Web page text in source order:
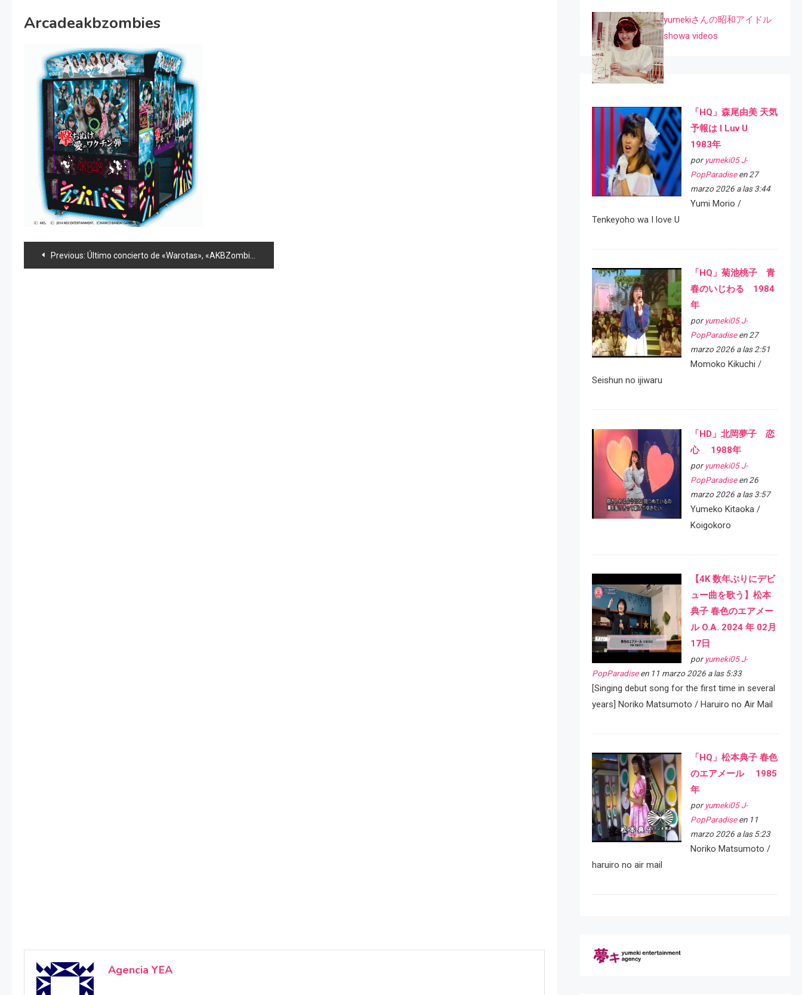
Arcadeakbzombies
Navegación
Previous: Último concierto de «Warotas», «AKBZombies», subastan corbata y news 48
Agencia YEA
yumekiさんの昭和アイドル
showa videos
「HQ」森尾由美 天気
予報は I Luv U
1983年
por yumeki05 J-
PopParadiseen 27
marzo 2026 a las 3:44
Yumi Morio /
Tenkeyoho wa I love U
「HQ」菊池桃子 青
春のいじわる 1984
年
por yumeki05 J-
PopParadiseen 27
marzo 2026 a las 2:51
Momoko Kikuchi /
Seishun no ijiwaru
「HD」北岡夢子 恋
心 1988年
por yumeki05 J-
PopParadiseen 26
marzo 2026 a las 3:57
Yumeko Kitaoka /
Koigokoro
【4K 数年ぶりにデビ
ュー曲を歌う】松本
典子 春色のエアメー
ル O.A. 2024 年 02月
17日
por yumeki05 J-
PopParadiseen 11 marzo 2026 a las 5:33
[Singing debut song for the first time in several
years] Noriko Matsumoto / Haruiro no Air Mail
「HQ」松本典子 春色
のエアメール 1985
年
por yumeki05 J-
PopParadiseen 11
marzo 2026 a las 5:23
Noriko Matsumoto /
haruiro no air mail